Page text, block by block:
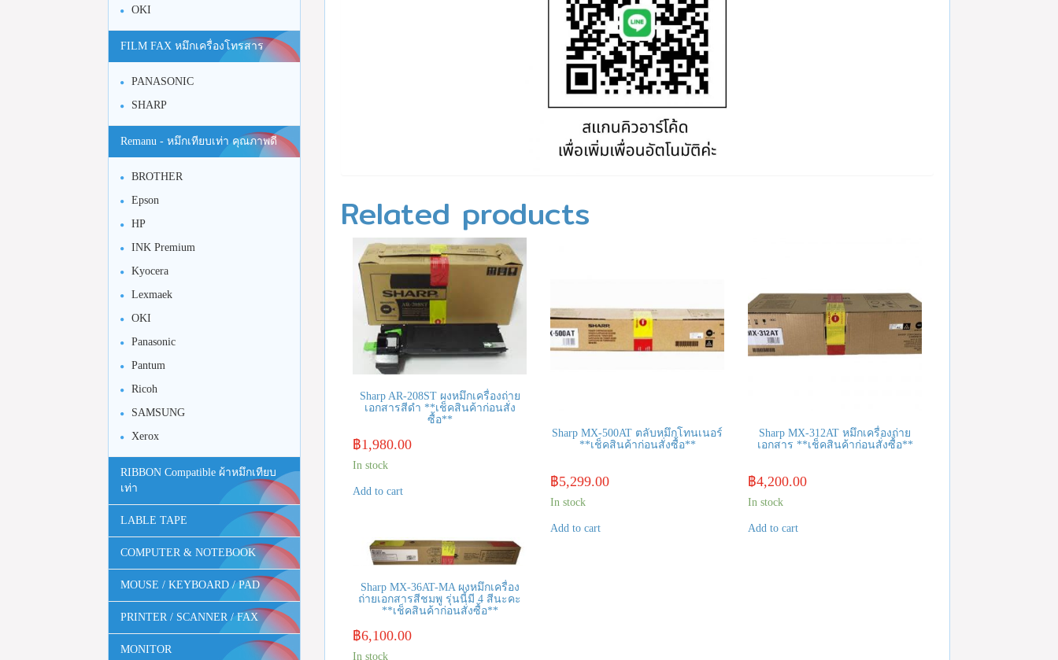
Related products
Sharp AR-208ST ผงหมึกเครื่องถ่าย
เอกสารสีดำ **เช็คสินค้าก่อนสั่ง
ซื้อ**
฿1,980.00
In stock
Add to cart
Sharp MX-500AT ตลับหมึกโทนเนอร์
**เช็คสินค้าก่อนสั่งซื้อ**
฿5,299.00
In stock
Add to cart
Sharp MX-312AT หมึกเครื่องถ่าย
เอกสาร **เช็คสินค้าก่อนสั่งซื้อ**
฿4,200.00
In stock
Add to cart
Sharp MX-36AT-MA ผงหมึกเครื่อง
ถ่ายเอกสารสีชมพู รุ่นนี้มี 4 สีนะคะ
**เช็คสินค้าก่อนสั่งซื้อ**
฿6,100.00
In stock
OKI
FILM FAX หมึกเครื่องโทรสาร
PANASONIC
SHARP
Remanu - หมึกเทียบเท่า คุณภาพดี
BROTHER
Epson
HP
INK Premium
Kyocera
Lexmaek
OKI
Panasonic
Pantum
Ricoh
SAMSUNG
Xerox
RIBBON Compatible ผ้าหมึกเทียบ
เท่า
LABLE TAPE
COMPUTER & NOTEBOOK
MOUSE / KEYBOARD / PAD
PRINTER / SCANNER / FAX
MONITOR